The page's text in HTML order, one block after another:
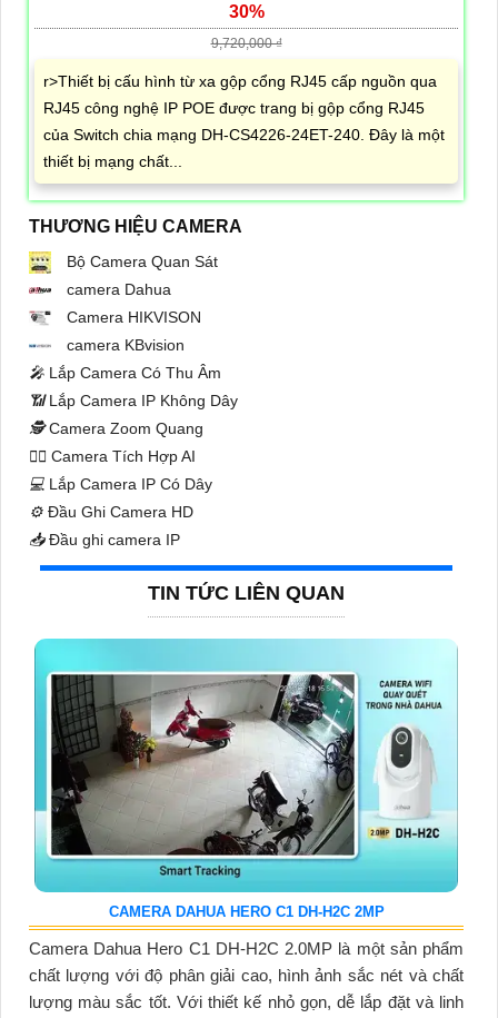
30%
9,720,000 ₫
r>Thiết bị cấu hình từ xa gộp cổng RJ45 cấp nguồn qua
RJ45 công nghệ IP POE được trang bị gộp cổng RJ45
của Switch chia mạng DH-CS4226-24ET-240. Đây là một
thiết bị mạng chất...
THƯƠNG HIỆU CAMERA
Bộ Camera Quan Sát
camera Dahua
Camera HIKVISON
camera KBvision
️🎤️ Lắp Camera Có Thu Âm
📶Lắp Camera IP Không Dây
🕵️Camera Zoom Quang
🧛‍♀️ Camera Tích Hợp AI
💻 Lắp Camera IP Có Dây
⚙️ Đầu Ghi Camera HD
📥Đầu ghi camera IP
TIN TỨC LIÊN QUAN
CAMERA DAHUA HERO C1 DH-H2C 2MP
Camera Dahua Hero C1 DH-H2C 2.0MP là một sản phẩm
chất lượng với độ phân giải cao, hình ảnh sắc nét và chất
lượng màu sắc tốt. Với thiết kế nhỏ gọn, dễ lắp đặt và linh